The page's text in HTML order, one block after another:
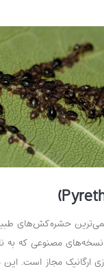
حشره‌کش‌های
مصنوعی که به
ارگانیک مجاز است. این